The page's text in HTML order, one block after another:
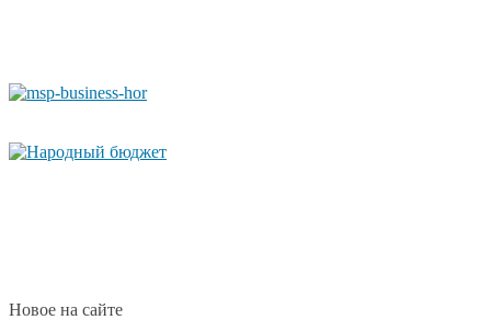
Новое на сайте